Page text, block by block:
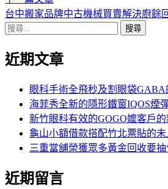
導
覽
文
一
章:
台中搬家品牌中古機械買賣解決廚餘
搜
關
近期文章
眼科手術全飛秒及割眼袋
海菲秀全新的隱形鐵窗IQOS煙
新竹眼科有效的GOGO嬤客戶
龜山小額借款搭配竹北票貼的
三重當舖榮獲眾多黃金回收要
近期留言